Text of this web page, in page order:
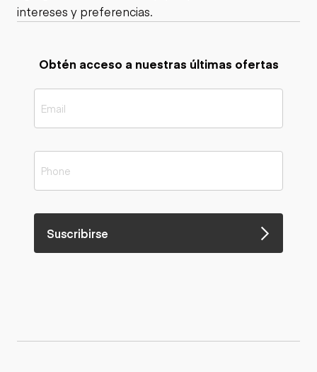
intereses y preferencias.
Obtén acceso a nuestras últimas ofertas
Suscribirse